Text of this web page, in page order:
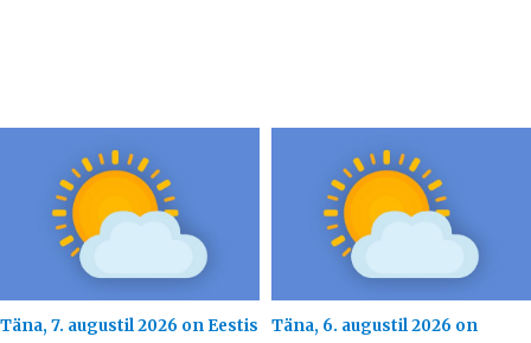
Täna, 7. augustil 2026 on Eestis
Täna, 6. augustil 2026 on